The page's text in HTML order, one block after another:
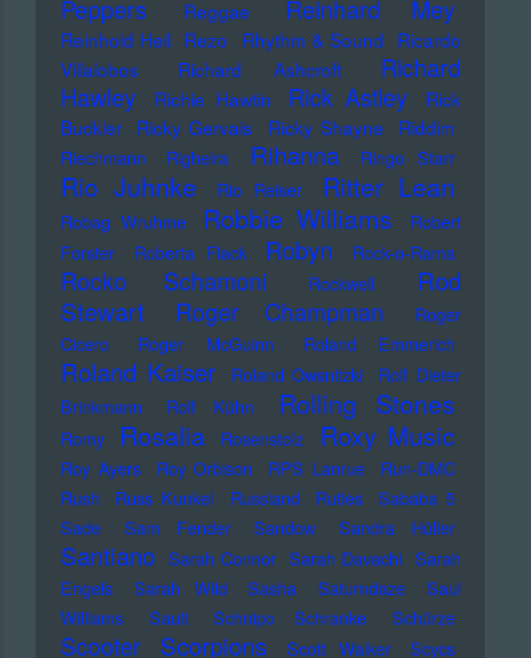
Peppers
Reggae Reinhard Mey
Reinhold Heil Rezo Rhythm & Sound Ricardo
Villalobos
Richard Ashcroft
Richard
Hawley
Richie Hawtin Rick Astley
Rick
Buckler
Ricky Gervais Ricky Shayne Riddim
Riechmann Righeira Rihanna Ringo Starr
Rio Juhnke Rio Reiser Ritter Lean
Robag Wruhme Robbie Williams
Robert
Forster
Roberta Flack Robyn Rock-o-Rama
Rocko Schamoni Rockwell
Rod
Stewart
Roger Champman
Roger
Cicero
Roger McGuinn Roland Emmerich
Roland Kaiser Roland Owsnitzki
Rolf Dieter
Brinkmann
Rolf Kühn Rolling Stones
Romy Rosalia Rosenstolz Roxy Music
Roy Ayers Roy Orbison RPS Lanrue
Run-DMC
Rush
Russ Kunkel Russland Rutles
Sababa 5
Sade
Sam Fender Sandow Sandra Hüller
Santiano Sarah Connor Sarah Davachi Sarah
Engels
Sarah Wild Sasha Saturndaze
Saul
Williams
Sault Schnipo Schranke Schürze
Scooter Scorpions Scott Walker
Scycs